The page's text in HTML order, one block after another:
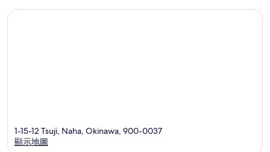
1-15-12 Tsuji, Naha, Okinawa, 900-0037
顯示地圖